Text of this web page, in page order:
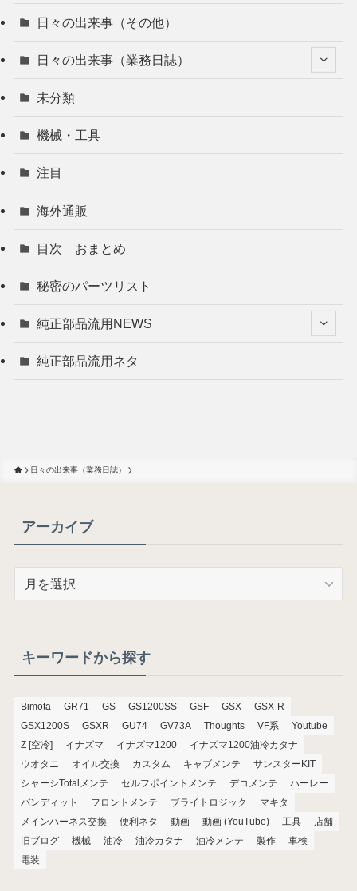
日々の出来事（その他）
日々の出来事（業務日誌）
未分類
機械・工具
注目
海外通販
目次 おまとめ
秘密のパーツリスト
純正部品流用NEWS
純正部品流用ネタ
日々の出来事（業務日誌）
アーカイブ
ブキーワードから探す
Bimota GR71 GS GS1200SS GSF GSX
GSX-R
GSX1200S
GSXR GU74 GV73A Thoughts VF系
Youtube
Z [空冷]
イナズマ イナズマ1200
イナズマ1200油冷カタナ
ウオタニ
オイル交換 カスタム キャブメンテ
サンスターKIT
シャーシTotalメンテ
セルフポイントメンテ デコメンテ
ハーレー
バンディット
フロントメンテ ブライトロジック
マキタ
メインハーネス交換
便利ネタ 動画 動画 (YouTube) 工具
店舗
旧ブログ
機械 油冷 油冷カタナ 油冷メンテ 製作
車検
電装